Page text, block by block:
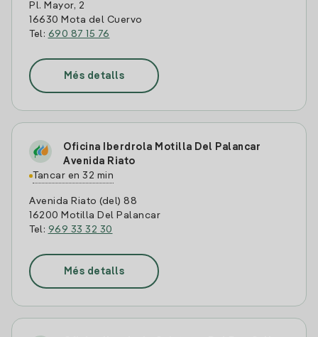
Pl. Mayor, 2
16630 Mota del Cuervo
Tel: 690 87 15 76
Més detalls
Oficina Iberdrola Motilla Del Palancar
Avenida Riato
Tancar en 32 min
Avenida Riato (del) 88
16200 Motilla Del Palancar
Tel: 969 33 32 30
Més detalls